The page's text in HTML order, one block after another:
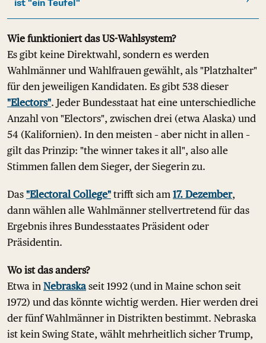
ist "ein Teufel"
Wie funktioniert das US-Wahlsystem?
Es gibt keine Direktwahl, sondern es werden
Wahlmänner und Wahlfrauen gewählt, als "Platzhalter"
für den jeweiligen Kandidaten. Es gibt 538 dieser
"Electors". Jeder Bundesstaat hat eine unterschiedliche
Anzahl von "Electors", zwischen drei (etwa Alaska) und
54 (Kalifornien). In den meisten – aber nicht in allen –
gilt das Prinzip: "the winner takes it all", also alle
Stimmen fallen dem Sieger, der Siegerin zu.
Das "Electoral College" trifft sich am 17. Dezember,
dann wählen alle Wahlmänner stellvertretend für das
Ergebnis ihres Bundesstaates Präsident oder
Präsidentin.
Wo ist das anders?
Etwa in Nebraska seit 1992 (und in Maine schon seit
1972) und das könnte wichtig werden. Hier werden drei
der fünf Wahlmänner in Distrikten bestimmt. Nebraska
ist kein Swing State, wählt mehrheitlich sicher Trump,